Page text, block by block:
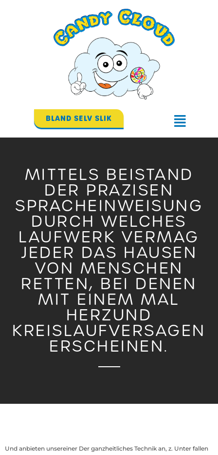
BLAND SELV SLIK
Flyout
MITTELS BEISTAND
DER PRAZISEN
SPRACHEINWEISUNG
DURCH WELCHES
LAUFWERK VERMAG
JEDER DAS HAUSEN
VON MENSCHEN
RETTEN, BEI DENEN
MIT EINEM MAL
HERZUND
KREISLAUFVERSAGEN
ERSCHEINEN.
Und anbieten unsereiner Der ganzheitliches Technik an, z. Unter fallen